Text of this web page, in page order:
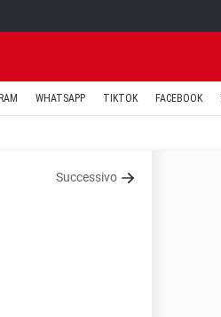
WHATSAPP TIKTOK FACEBOOK
Successivo